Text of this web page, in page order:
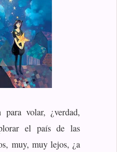
para volar, ¿verdad,
el país de las
muy, muy lejos, ¿a